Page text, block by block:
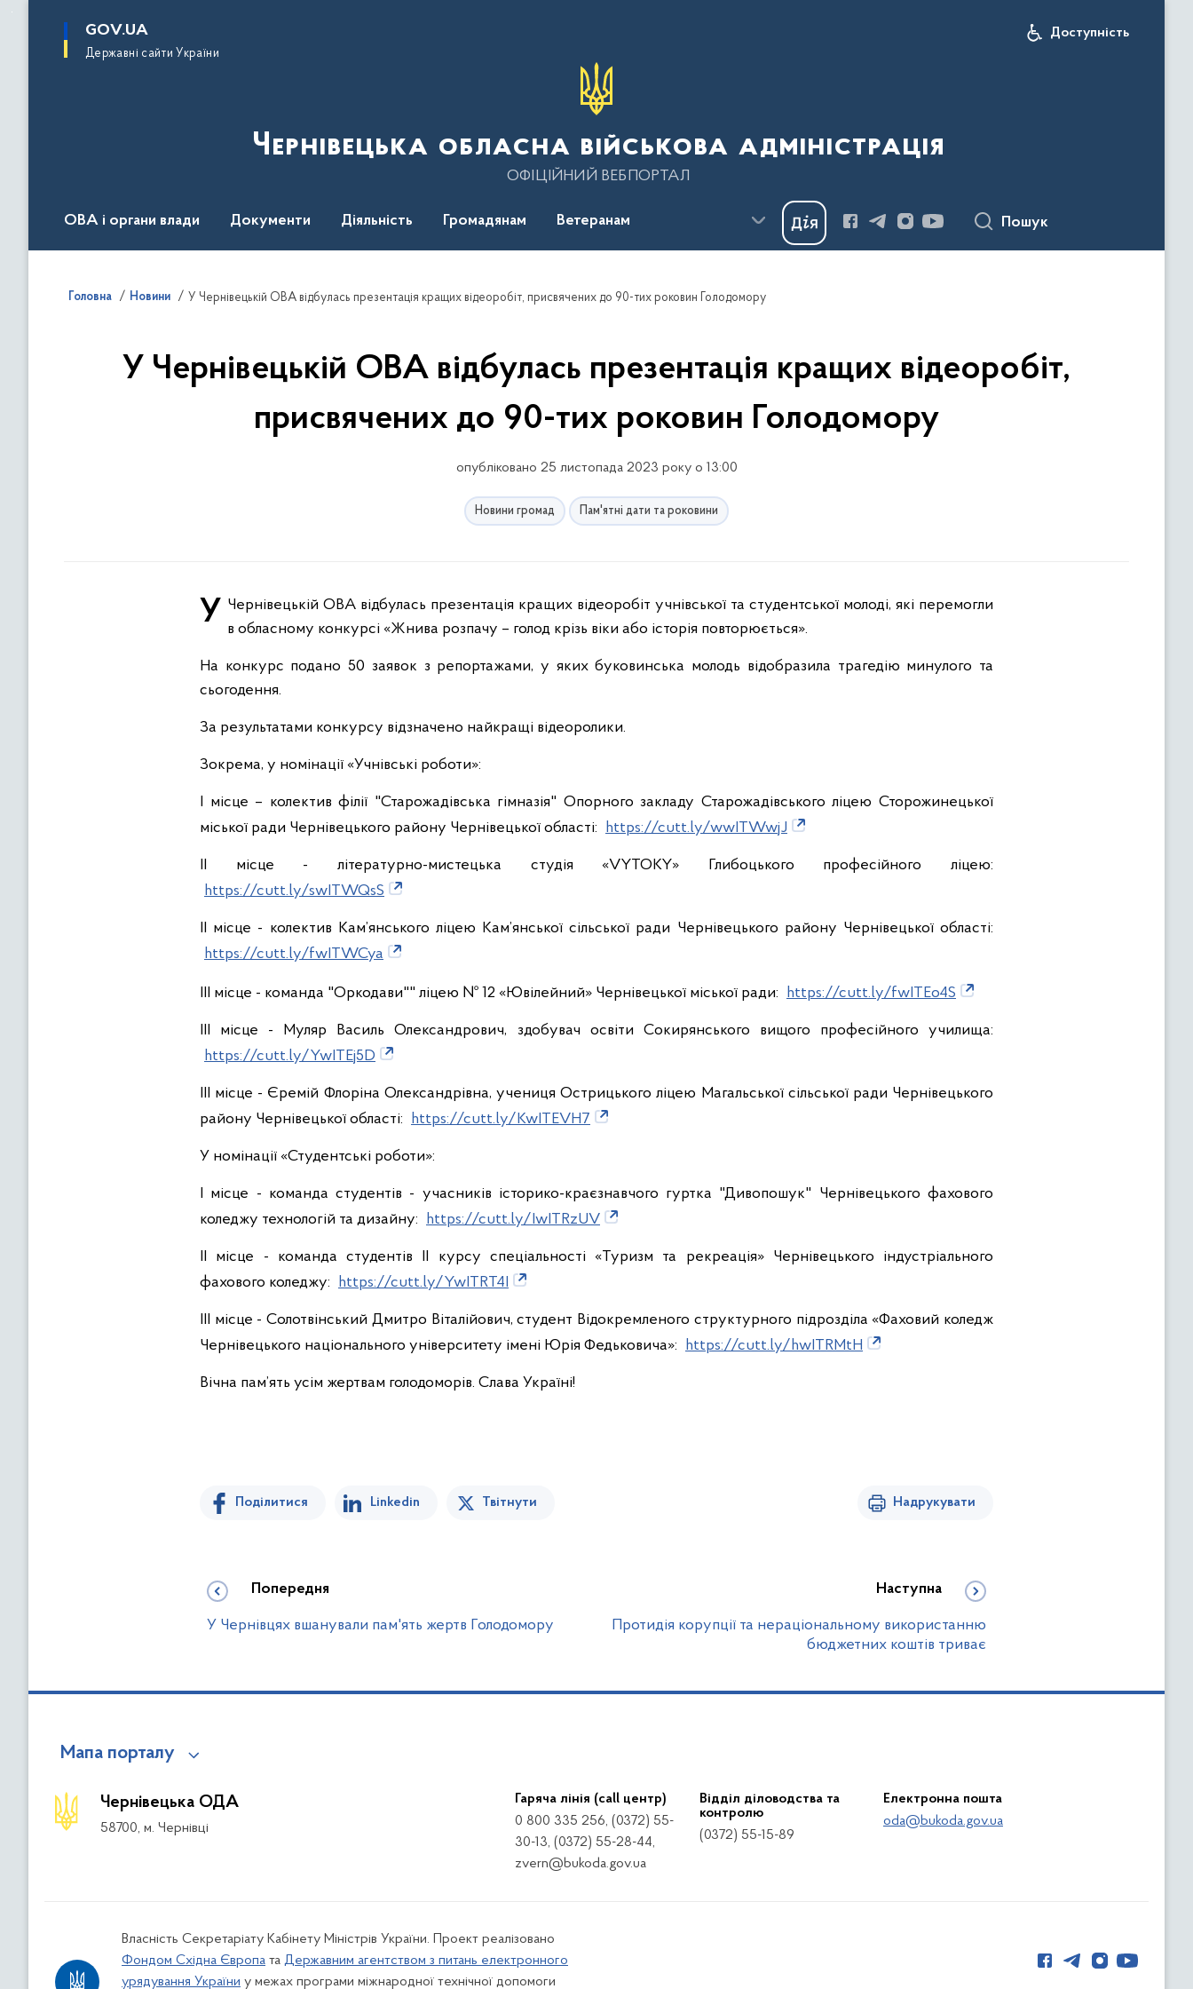
основного
GOV.UA
Державні сайти України
Доступність
Чернівецька обласна військова адміністрація
ОФІЦІЙНИЙ ВЕБПОРТАЛ
ОВА і органи влади Документи Діяльність Громадянам Ветеранам Пошук
Головна Новини У Чернівецькій ОВА відбулась презентація кращих відеоробіт, присвячених до 90-тих роковин Голодомору
У Чернівецькій ОВА відбулась презентація кращих відеоробіт,
присвячених до 90-тих роковин Голодомору
опубліковано 25 листопада 2023 року о 13:00
Новини громад Пам'ятні дати та роковини
У Чернівецькій ОВА відбулась презентація кращих відеоробіт учнівської та студентської молоді, які перемогли в обласному конкурсі «Жнива розпачу – голод крізь віки або історія повторюється».
На конкурс подано 50 заявок з репортажами, у яких буковинська молодь відобразила трагедію минулого та
сьогодення.
За результатами конкурсу відзначено найкращі відеоролики.
Зокрема, у номінації «Учнівські роботи»:
І місце – колектив філії "Старожадівська гімназія" Опорного закладу Старожадівського ліцею Сторожинецької
міської ради Чернівецького району Чернівецької області: https://cutt.ly/wwITWwjJ
ІІ місце - літературно-мистецька студія «VYTOKY» Глибоцького професійного ліцею:
https://cutt.ly/swITWQsS
ІІ місце - колектив Кам’янського ліцею Кам’янської сільської ради Чернівецького району Чернівецької області:
https://cutt.ly/fwITWCya
ІІІ місце - команда "Оркодави"" ліцею № 12 «Ювілейний» Чернівецької міської ради: https://cutt.ly/fwITEo4S
ІІІ місце - Муляр Василь Олександрович, здобувач освіти Сокирянського вищого професійного училища:
https://cutt.ly/YwITEj5D
ІІІ місце - Єремій Флоріна Олександрівна, учениця Острицького ліцею Магальської сільської ради Чернівецького
району Чернівецької області: https://cutt.ly/KwITEVH7
У номінації «Студентські роботи»:
І місце - команда студентів - учасників історико-краєзнавчого гуртка "Дивопошук" Чернівецького фахового
коледжу технологій та дизайну: https://cutt.ly/IwITRzUV
ІІ місце - команда студентів ІІ курсу спеціальності «Туризм та рекреація» Чернівецького індустріального
фахового коледжу: https://cutt.ly/YwITRT4I
ІІІ місце - Солотвінський Дмитро Віталійович, студент Відокремленого структурного підрозділа «Фаховий коледж
Чернівецького національного університету імені Юрія Федьковича»: https://cutt.ly/hwITRMtH
Вічна пам’ять усім жертвам голодоморів. Слава Україні!
Поділитися Linkedin Твітнути Надрукувати
Попередня
У Чернівцях вшанували пам'ять жертв Голодомору
Наступна
Протидія корупції та нераціональному використанню
бюджетних коштів триває
Мапа порталу
Чернівецька ОДА
58700, м. Чернівці
Гаряча лінія (call центр)
0 800 335 256, (0372) 55-
30-13, (0372) 55-28-44,
zvern@bukoda.gov.ua
Відділ діловодства та
контролю
(0372) 55-15-89
Електронна пошта
oda@bukoda.gov.ua
Власність Секретаріату Кабінету Міністрів України. Проект реалізовано
Фондом Східна Європа та Державним агентством з питань електронного
урядування України у межах програми міжнародної технічної допомоги